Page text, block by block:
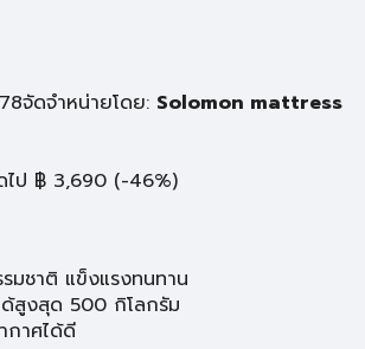
จัดจำหน่ายโดย: Solomon mattress
ป ฿ 3,690 (-46%)
รมชาติ แข็งแรงทนทาน
ด้สูงสุด 500 กิโลกรัม
กาศได้ดี